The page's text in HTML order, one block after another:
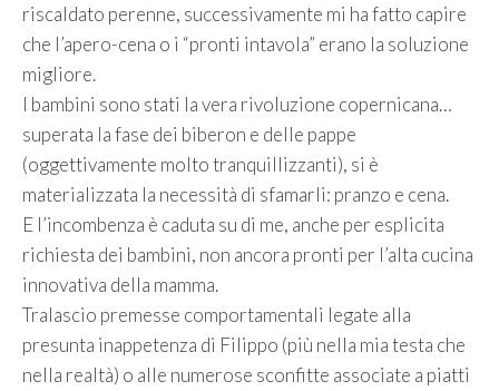
riscaldato perenne, successivamente mi ha fatto capire
che l’apero-cena o i “pronti intavola” erano la soluzione
migliore.
I bambini sono stati la vera rivoluzione copernicana…
superata la fase dei biberon e delle pappe
(oggettivamente molto tranquillizzanti), si è
materializzata la necessità di sfamarli: pranzo e cena.
E l’incombenza è caduta su di me, anche per esplicita
richiesta dei bambini, non ancora pronti per l’alta cucina
innovativa della mamma.
Tralascio premesse comportamentali legate alla
presunta inappetenza di Filippo (più nella mia testa che
nella realtà) o alle numerose sconfitte associate a piatti